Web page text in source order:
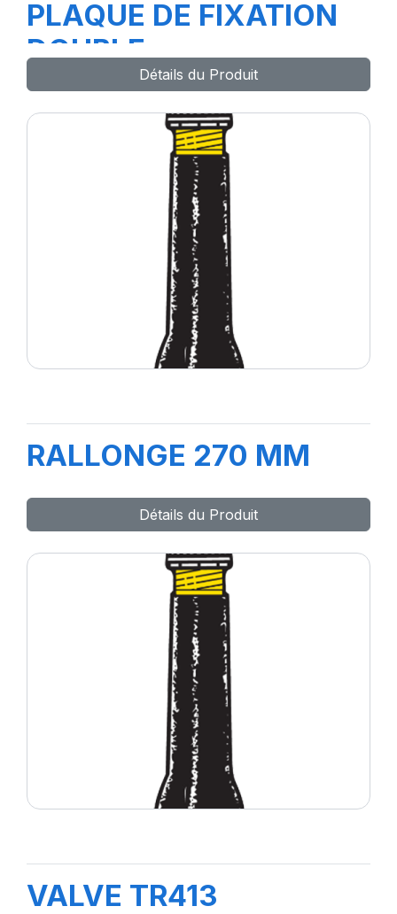
PLAQUE DE FIXATION
DOUBLE
REF.1431(attache)
Détails du Produit
RALLONGE 270 MM
Détails du Produit
VALVE TR413